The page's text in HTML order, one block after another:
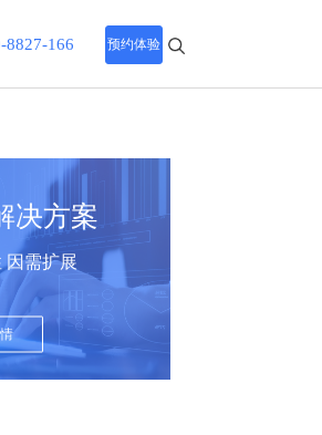
联系正航
网站导航
预约体验
决方案
因需扩展